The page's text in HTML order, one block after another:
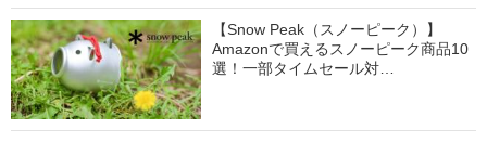
【Snow Peak（スノーピーク）】
Amazonで買えるスノーピーク商品10
選！一部タイムセール対…